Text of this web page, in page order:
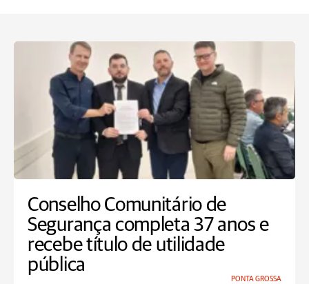
Conselho Comunitário de
Segurança completa 37 anos e
recebe título de utilidade
pública
PONTA GROSSA